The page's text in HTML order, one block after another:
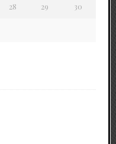
28 29 30